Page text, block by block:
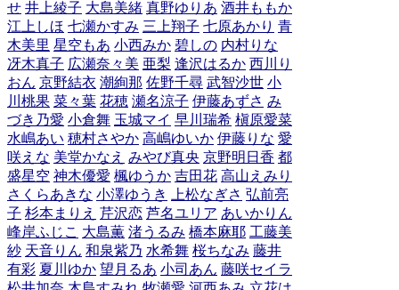
せ 井上綾子 大島美緒 真野ゆりあ 酒井ももか
江上しほ 七瀬かすみ 三上翔子 七原あかり 青
木美里 星空もあ 小西みか 碧しの 内村りな
冴木真子 広瀬奈々美 亜梨 逢沢はるか 西川り
おん 京野結衣 潮絢那 佐野千尋 武智沙世 小
川桃果 菜々葉 花穂 瀬名涼子 伊藤あずさ み
づき乃愛 小倉舞 玉城マイ 早川瑞希 槇原愛菜
水嶋あい 穂村さやか 高嶋ゆいか 伊藤りな 愛
咲えな 美堂かなえ みやび真央 京野明日香 都
盛星空 神木優愛 楓ゆうか 吉田花 高山えみり
さくらあきな 小澤ゆうき 上松なぎさ 弘前亮
子 杉本まりえ 芹沢恋 芦名ユリア あいかりん
峰岸ふじこ 大島薫 渚うるみ 橋本麻耶 工藤美
紗 天音りん 和泉紫乃 水希舞 桜ちなみ 藤井
有彩 夏川ゆか 望月るあ 小司あん 藤咲セイラ